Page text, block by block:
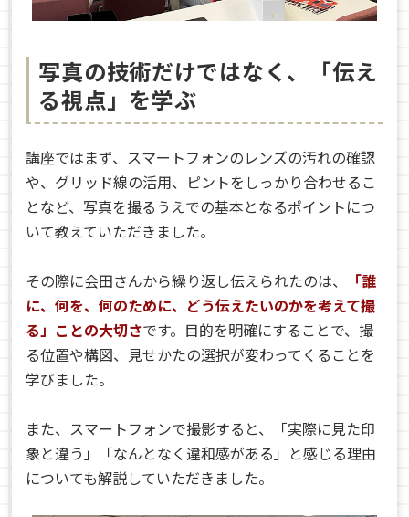
写真の技術だけではなく、「伝え
る視点」を学ぶ
講座ではまず、スマートフォンのレンズの汚れの確認
や、グリッド線の活用、ピントをしっかり合わせるこ
となど、写真を撮るうえでの基本となるポイントにつ
いて教えていただきました。
その際に会田さんから繰り返し伝えられたのは、
「誰
に、何を、何のために、どう伝えたいのかを考えて撮
る」ことの大切さです。目的を明確にすることで、撮
る位置や構図、見せかたの選択が変わってくることを
学びました。
また、スマートフォンで撮影すると、「実際に見た印
象と違う」「なんとなく違和感がある」と感じる理由
についても解説していただきました。